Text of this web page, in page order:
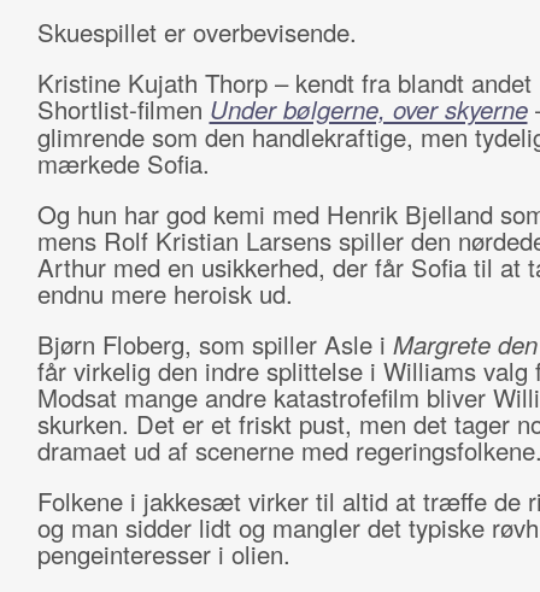
Skuespillet er overbevisende.
Kristine Kujath Thorp – kendt fra blandt andet
Shortlist-filmen Under bølgerne, over skyerne
glimrende som den handlekraftige, men
mærkede Sofia.
Og hun har god kemi med Henrik Bjelland
mens Rolf Kristian Larsens spiller den
Arthur med en usikkerhed, der får Sofia til at
endnu mere heroisk ud.
Bjørn Floberg, som spiller Asle i Margrete
får virkelig den indre splittelse i Williams valg
Modsat mange andre katastrofefilm bliver
skurken. Det er et friskt pust, men det tager
dramaet ud af scenerne med
Folkene i jakkesæt virker til altid at træffe de
og man sidder lidt og mangler det typiske
pengeinteresser i olien.